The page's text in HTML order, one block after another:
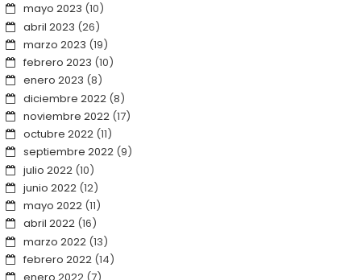
mayo 2023 (10)
abril 2023 (26)
marzo 2023 (19)
febrero 2023 (10)
enero 2023 (8)
diciembre 2022(8)
noviembre 2022(17)
octubre 2022(11)
septiembre 2022(9)
julio 2022(10)
junio 2022(12)
mayo 2022(11)
abril 2022(16)
marzo 2022(13)
febrero 2022(14)